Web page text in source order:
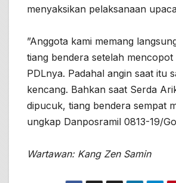
menyaksikan pelaksanaan
”Anggota kami memang
tiang bendera setelah mencopot
PDLnya. Padahal angin saat itu
kencang. Bahkan saat Serda
dipucuk, tiang bendera sempat
ungkap Danposramil 0813-19/
Wartawan: Kang Zen Samin